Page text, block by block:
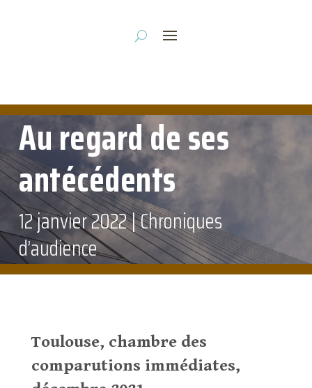
Au regard de ses
antécédents
12 janvier 2022|Chroniques
d’audience
Toulouse, chambre des
comparutions immédiates,